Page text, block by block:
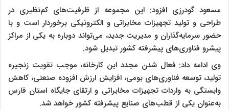
مسعود گودرزی افزود: این مجموعه از ظرفیت‌های کم‌نظیری در
طراحی و تولید تجهیزات مخابراتی و الکترونیکی برخوردار است و با
حضور سرمایه‌گذاران و مدیریت جدید، می‌تواند دوباره به یکی از مراکز
پیشرو فناوری‌های پیشرفته کشور تبدیل شود.
وی ادامه داد: فعال شدن مجدد این کارخانه، موجب تقویت زنجیره
تولید، توسعه فناوری‌های بومی، افزایش ارزش افزوده صنعتی، کاهش
وابستگی به واردات تجهیزات مخابراتی و ارتقای جایگاه استان فارس
به‌عنوان یکی از قطب‌های صنایع پیشرفته کشور خواهد شد.